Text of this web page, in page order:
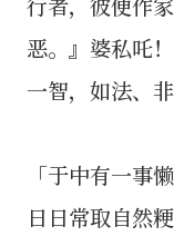
恶。』婆私吒
一智，如法、
「于中有一事
日日常取自然